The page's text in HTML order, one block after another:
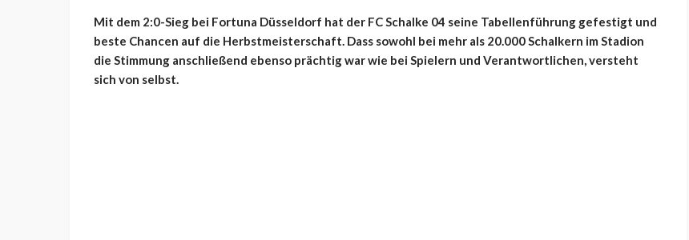
Mit dem 2:0-Sieg bei Fortuna Düsseldorf hat der FC Schalke 04 seine Tabellenführung gefestigt und
beste Chancen auf die Herbstmeisterschaft. Dass sowohl bei mehr als 20.000 Schalkern im Stadion
die Stimmung anschließend ebenso prächtig war wie bei Spielern und Verantwortlichen, versteht
sich von selbst.